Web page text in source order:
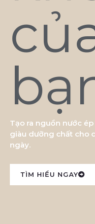
Tạo ra nguồn nước
giàu dưỡng chất cho
ngày.
TÌM HIỂU NGAY